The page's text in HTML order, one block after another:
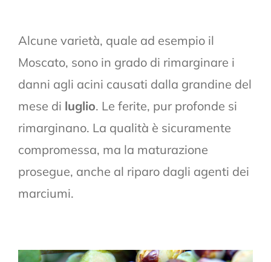
Alcune varietà, quale ad esempio il
Moscato, sono in grado di rimarginare i
danni agli acini causati dalla grandine del
mese di luglio. Le ferite, pur profonde si
rimarginano. La qualità è sicuramente
compromessa, ma la maturazione
prosegue, anche al riparo dagli agenti dei
marciumi.